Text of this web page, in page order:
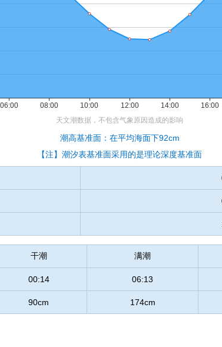
潮高基准面：在平均海面下92cm
【注】潮汐表基准面采用的是理论深度基准面
干潮 满潮
00:14 06:13
90cm 174cm